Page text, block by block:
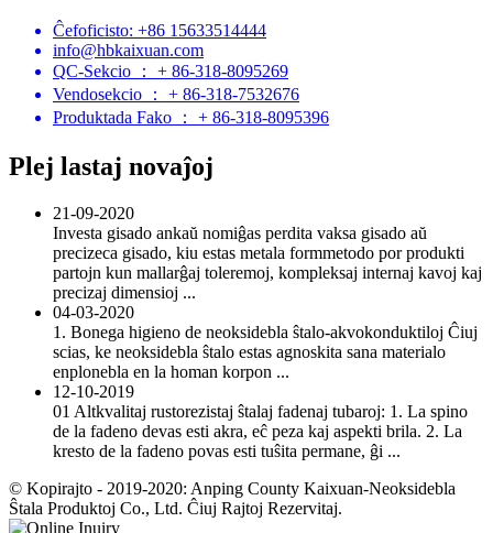
Ĉefoficisto: +86 15633514444
info@hbkaixuan.com
QC-Sekcio ： + 86-318-8095269
Vendosekcio ： + 86-318-7532676
Produktada Fako ： + 86-318-8095396
Plej lastaj novaĵoj
21-09-2020
Investa gisado ankaŭ nomiĝas perdita vaksa gisado aŭ
precizeca gisado, kiu estas metala formmetodo por produkti
partojn kun mallarĝaj toleremoj, kompleksaj internaj kavoj kaj
precizaj dimensioj ...
04-03-2020
1. Bonega higieno de neoksidebla ŝtalo-akvokonduktiloj Ĉiuj
scias, ke neoksidebla ŝtalo estas agnoskita sana materialo
enplonebla en la homan korpon ...
12-10-2019
01 Altkvalitaj rustorezistaj ŝtalaj fadenaj tubaroj: 1. La spino
de la fadeno devas esti akra, eĉ peza kaj aspekti brila. 2. La
kresto de la fadeno povas esti tuŝita permane, ĝi ...
© Kopirajto - 2019-2020: Anping County Kaixuan-Neoksidebla
Ŝtala Produktoj Co., Ltd. Ĉiuj Rajtoj Rezervitaj.